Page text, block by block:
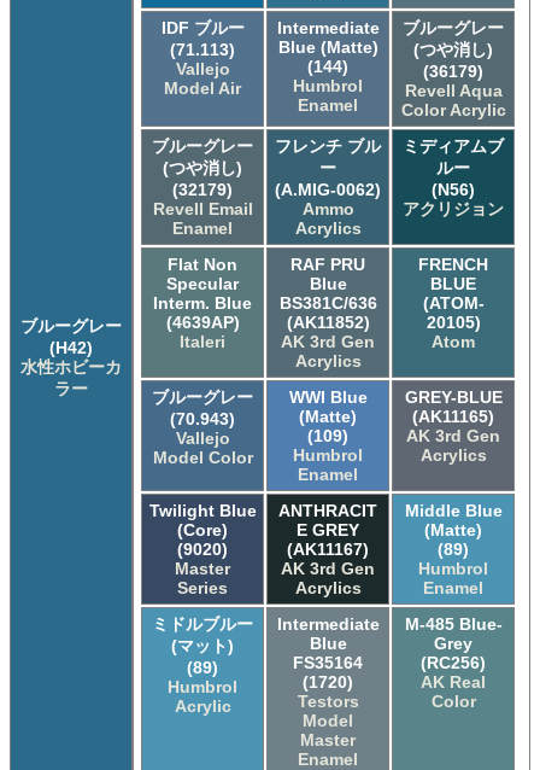
ブルーグレー
(H42)
水性ホビーカ
ラー
IDF ブルー
(71.113)
Vallejo
Model Air
Intermediate
Blue (Matte)
(144)
Humbrol
Enamel
ブルーグレー
(つや消し)
(36179)
Revell Aqua
Color Acrylic
ブルーグレー
(つや消し)
(32179)
Revell Email
Enamel
フレンチ ブル
ー
(A.MIG-0062)
Ammo
Acrylics
ミディアムブ
ルー
(N56)
アクリジョン
Flat Non
Specular
Interm. Blue
(4639AP)
Italeri
RAF PRU
Blue
BS381C/636
(AK11852)
AK 3rd Gen
Acrylics
FRENCH
BLUE
(ATOM-
20105)
Atom
ブルーグレー
(70.943)
Vallejo
Model Color
WWI Blue
(Matte)
(109)
Humbrol
Enamel
GREY-BLUE
(AK11165)
AK 3rd Gen
Acrylics
Twilight Blue
(Core)
(9020)
Master
Series
ANTHRACIT
E GREY
(AK11167)
AK 3rd Gen
Acrylics
Middle Blue
(Matte)
(89)
Humbrol
Enamel
ミドルブルー
(マット)
(89)
Humbrol
Acrylic
Intermediate
Blue
FS35164
(1720)
Testors
Model
Master
Enamel
M-485 Blue-
Grey
(RC256)
AK Real
Color